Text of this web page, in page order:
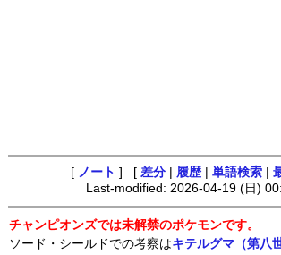
[ ノート ] [ 差分 履歴 単語検索
Last-modified: 2026-04-19 (日)
チャンピオンズでは未解禁のポケモンです。
ソード・シールドでの考察はキテルグマ（第八